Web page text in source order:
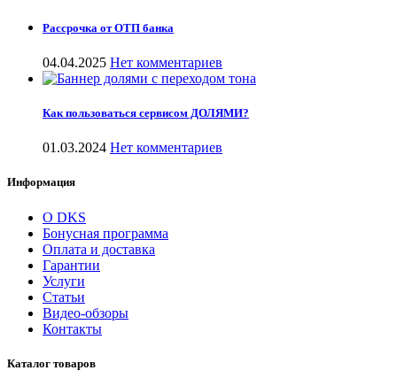
Рассрочка от ОТП банка
04.04.2025 Нет комментариев
Как пользоваться сервисом ДОЛЯМИ?
01.03.2024 Нет комментариев
Информация
О DKS
Бонусная программа
Оплата и доставка
Гарантии
Услуги
Статьи
Видео-обзоры
Контакты
Каталог товаров